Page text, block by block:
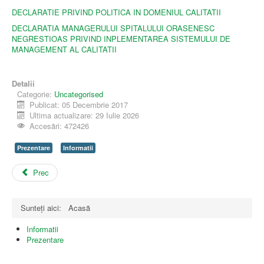
DECLARATIE PRIVIND POLITICA IN DOMENIUL CALITATII
DECLARATIA MANAGERULUI SPITALULUI ORASENESC
NEGRESTIOAS PRIVIND INPLEMENTAREA SISTEMULUI DE
MANAGEMENT AL CALITATII
Detalii
Categorie: Uncategorised
Publicat: 05 Decembrie 2017
Ultima actualizare: 29 Iulie 2026
Accesări: 472426
Prezentare Informatii
Prec
Sunteți aici:
Acasă
Informatii
Prezentare